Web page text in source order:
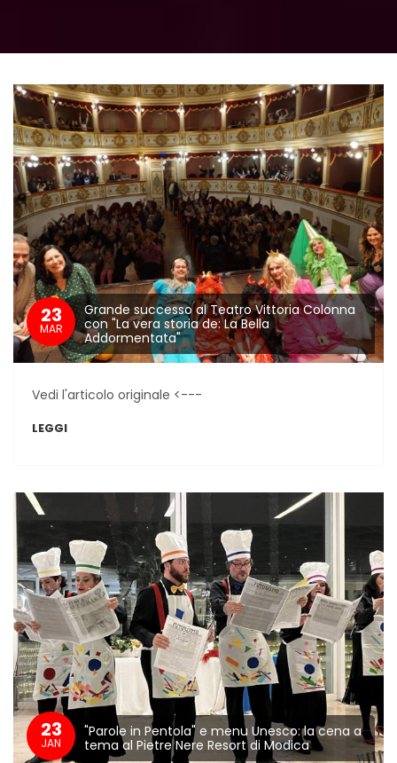
23
MAR
Grande successo al Teatro Vittoria Colonna
con "La vera storia de: La Bella
Addormentata"
Vedi l'articolo originale <---
LEGGI
23
JAN
"Parole in Pentola" e menu Unesco: la cena a
tema al Pietre Nere Resort di Modica